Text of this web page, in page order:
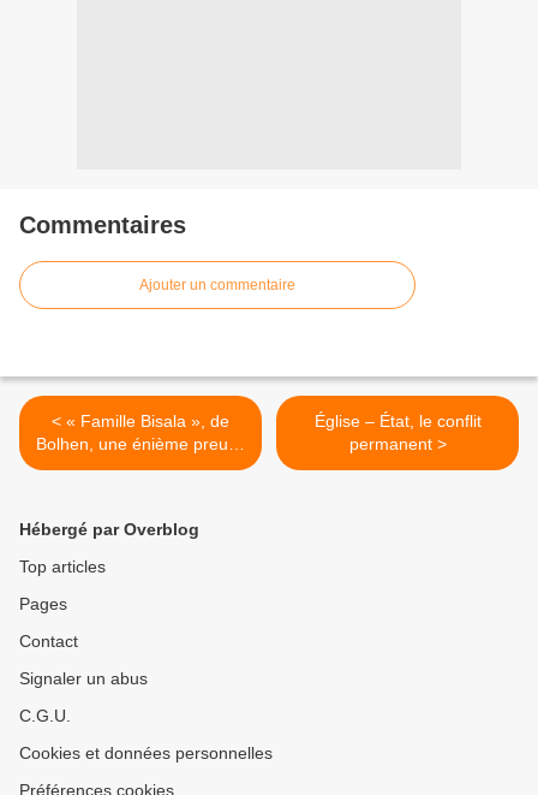
Commentaires
Ajouter un commentaire
< « Famille Bisala », de
Bolhen, une énième preuve
de générosité de l’ami
Église – État, le conflit
permanent >
Hébergé par Overblog
Top articles
Pages
Contact
Signaler un abus
C.G.U.
Cookies et données personnelles
Préférences cookies